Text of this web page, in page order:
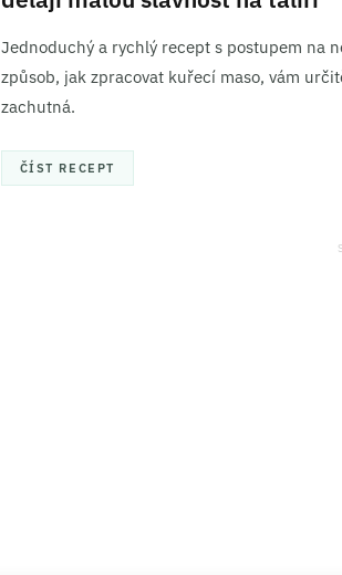
Jednoduchý a rychlý recept s postupem na
způsob, jak zpracovat kuřecí maso, vám
zachutná.
ČÍST RECEPT